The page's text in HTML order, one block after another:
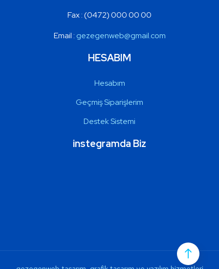
Fax :(0472) 000 00 00
Email : gezegenweb@gmail.com
HESABIM
Hesabım
Geçmiş Siparişlerim
Destek Sistemi
instegramda Biz